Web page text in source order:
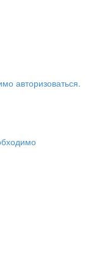
авторизоваться.